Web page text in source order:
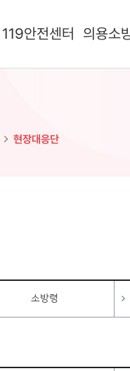
119안전센터 의용소
현장대응단
소방령